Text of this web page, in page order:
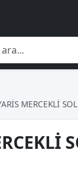
MERCEKLİ